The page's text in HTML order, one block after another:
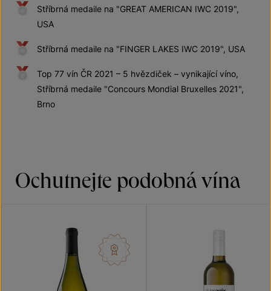
Stříbrná medaile na "GREAT AMERICAN IWC 2019",
USA
Stříbrná medaile na "FINGER LAKES IWC 2019", USA
Top 77 vín ČR 2021 – 5 hvězdiček – vynikající víno,
Stříbrná medaile "Concours Mondial Bruxelles 2021",
Brno
Ochutnejte podobná vína